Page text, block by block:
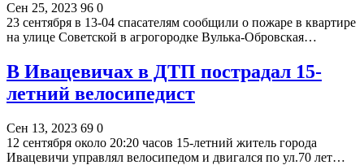
Сен 25, 2023 96 0
23 сентября в 13-04 спасателям сообщили о пожаре в квартире
на улице Советской в агрогородке Вулька-Обровская…
В Ивацевичах в ДТП пострадал 15-
летний велосипедист
Сен 13, 2023 69 0
12 сентября около 20:20 часов 15-летний житель города
Ивацевичи управлял велосипедом и двигался по ул.70 лет…